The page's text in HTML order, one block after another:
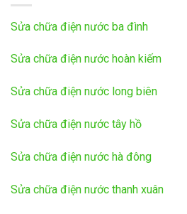
Sửa chữa điện nước ba đình
Sửa chữa điện nước hoàn kiếm
Sửa chữa điện nước long biên
Sửa chữa điện nước tây hồ
Sửa chữa điện nước hà đông
Sửa chữa điện nước thanh xuân